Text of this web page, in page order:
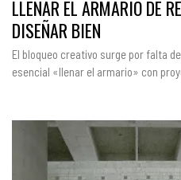
LLENAR EL ARMARIO DE
DISEÑAR BIEN
El bloqueo creativo surge por falta
esencial «llenar el armario» con